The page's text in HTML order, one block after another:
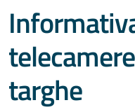
targhe